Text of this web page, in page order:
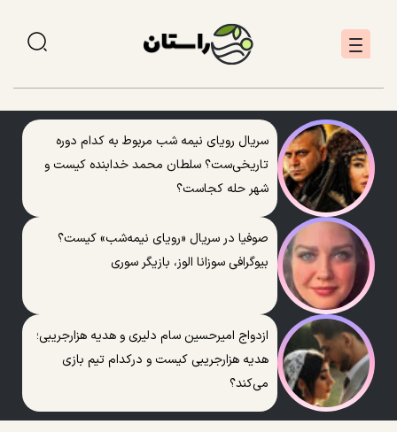
سریال رویای نیمه شب مربوط به کدام دوره
تاریخی‌ست؟ سلطان محمد خدابنده کیست و
شهر حله کجاست؟
صوفیا در سریال «رویای نیمه‌شب» کیست؟
بیوگرافی سوزانا الوز، بازیگر سوری
ازدواج امیرحسین سام دلیری و هدیه هزارجریبی؛
هدیه هزارجریبی کیست و درکدام تیم بازی
می‌کند؟